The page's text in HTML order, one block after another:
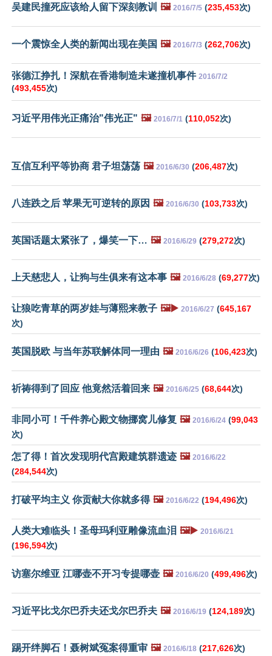
吴建民撞死应该给人留下深刻教训 🖼️ 2016/7/5 (235,453次)
一个震惊全人类的新闻出现在美国 🖼️ 2016/7/3 (262,706次)
张德江挣扎！深航在香港制造未遂撞机事件 2016/7/2
(493,455次)
习近平用伟光正痛治"伟光正" 🖼️ 2016/7/1 (110,052次)
互信互利平等协商 君子坦荡荡 🖼️ 2016/6/30 (206,487次)
八连跌之后 苹果无可逆转的原因 🖼️ 2016/6/30 (103,733次)
英国话题太紧张了，爆笑一下… 🖼️ 2016/6/29 (279,272次)
上天慈悲人，让狗与生俱来有这本事 🖼️ 2016/6/28 (69,277次)
让狼吃青草的两岁娃与薄熙来教子 🖼️▶️ 2016/6/27 (645,167
次)
英国脱欧 与当年苏联解体同一理由 🖼️ 2016/6/26 (106,423次)
祈祷得到了回应 他竟然活着回来 🖼️ 2016/6/25 (68,644次)
非同小可！千件养心殿文物挪窝儿修复 🖼️ 2016/6/24 (99,043
次)
怎了得！首次发现明代宫殿建筑群遗迹 🖼️ 2016/6/22
(284,544次)
打破平均主义 你贡献大你就多得 🖼️ 2016/6/22 (194,496次)
人类大难临头！圣母玛利亚雕像流血泪 🖼️▶️ 2016/6/21
(196,594次)
访塞尔维亚 江哪壶不开习专提哪壶 🖼️ 2016/6/20 (499,496次)
习近平比戈尔巴乔夫还戈尔巴乔夫 🖼️ 2016/6/19 (124,189次)
踢开绊脚石！聂树斌冤案得重审 🖼️ 2016/6/18 (217,626次)